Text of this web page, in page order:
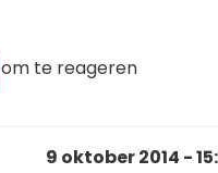
om te reageren
9 oktober 2014 -